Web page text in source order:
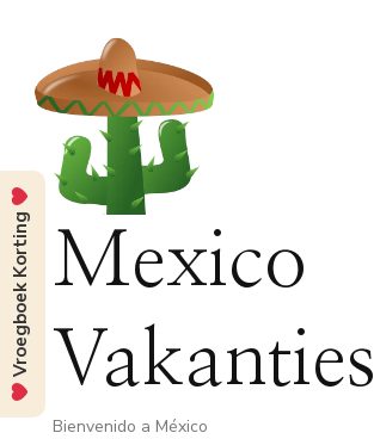
Mexico
Vakanties
Bienvenido a México
Vroegboek Korting